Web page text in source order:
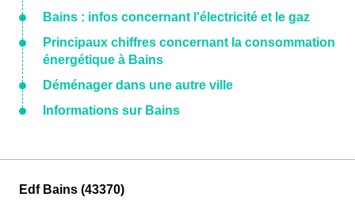
Bains : infos concernant l'électricité et le gaz
Principaux chiffres concernant la consommation
énergétique à Bains
Déménager dans une autre ville
Informations sur Bains
Edf Bains (43370)